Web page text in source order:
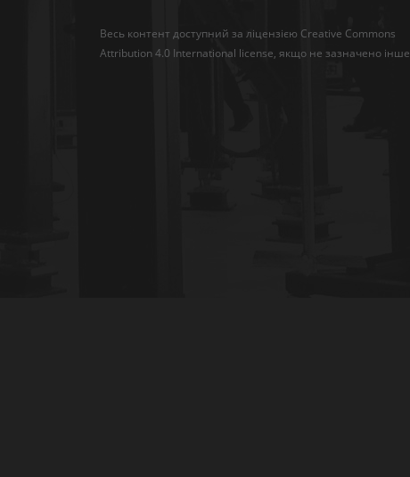
Весь контент доступний за ліцензією Creative Commons
Attribution 4.0 International license, якщо не зазначено інше